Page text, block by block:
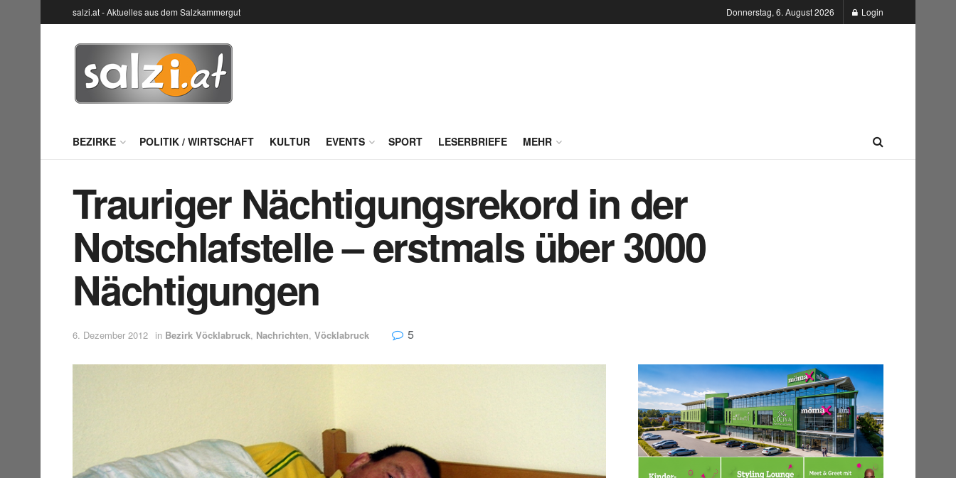
salzi.at - Aktuelles aus dem Salzkammergut Donnerstag, 6. August 2026 Login
BEZIRKE POLITIK / WIRTSCHAFT KULTUR EVENTS SPORT LESERBRIEFE MEHR
Trauriger Nächtigungsrekord in der
Notschlafstelle – erstmals über 3000
Nächtigungen
6. Dezember 2012 in Bezirk Vöcklabruck, Nachrichten, Vöcklabruck 5